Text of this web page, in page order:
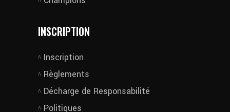
INSCRIPTION
Inscription
Règlements
Décharge de Responsabilité
Politiques